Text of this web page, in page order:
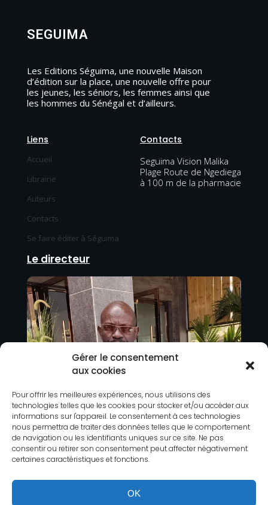
Gérer le consentement
aux cookies
Pour offrir les meilleures expériences, nous utilisons des
technologies telles que les cookies pour stocker et/ou accéder aux
informations sur l'appareil. Le consentement à ces technologies
nous permettra de traiter des données telles que le comportement
de navigation ou les identifiants uniques sur ce site. Ne pas
consentir ou retirer son consentement peut affecter négativement
certaines caractéristiques et fonctions.
OK
SEGUIMA
Les Editions Séguima, une nouvelle Maison
d’édition sur la place, une nouvelle offre pour
les jeunes, les séniors, les femmes ainsi que
les hommes du Sénégal et d’ailleurs.
Liens
Accueil
Librairie
Auteurs
Contacts
Se faire éditer à Séguima
Contacts
Seguima Vision Malika
Plage Route de Ngediega
à 100 m de la pharmacie
Le directeur